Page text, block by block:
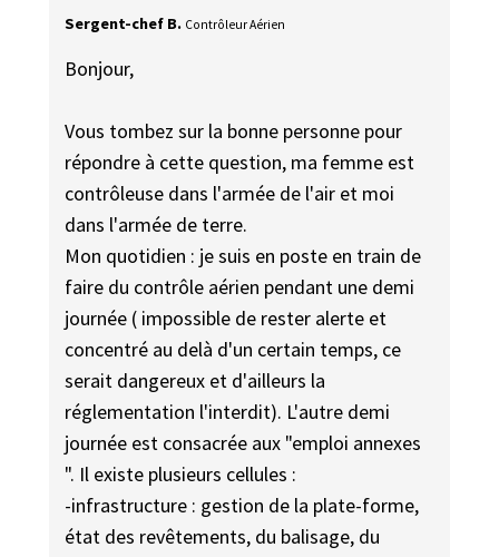
Sergent-chef B. Contrôleur Aérien
Bonjour,
Vous tombez sur la bonne personne pour
répondre à cette question, ma femme est
contrôleuse dans l'armée de l'air et moi
dans l'armée de terre.
Mon quotidien : je suis en poste en train de
faire du contrôle aérien pendant une demi
journée ( impossible de rester alerte et
concentré au delà d'un certain temps, ce
serait dangereux et d'ailleurs la
réglementation l'interdit). L'autre demi
journée est consacrée aux "emploi annexes
". Il existe plusieurs cellules :
-infrastructure : gestion de la plate-forme,
état des revêtements, du balisage, du